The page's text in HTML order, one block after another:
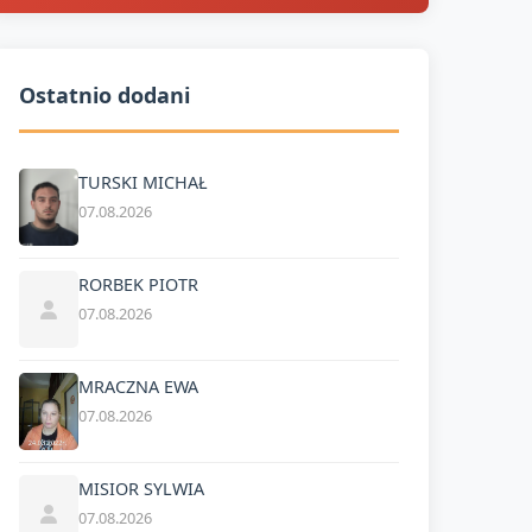
Ostatnio dodani
TURSKI MICHAŁ
07.08.2026
RORBEK PIOTR
07.08.2026
MRACZNA EWA
07.08.2026
MISIOR SYLWIA
07.08.2026